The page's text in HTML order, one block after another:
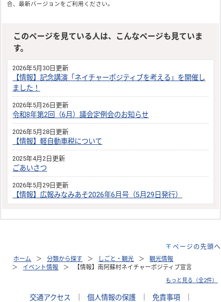
合、最新バージョンをご利用ください。
このページを見ている人は、こんなページも見ていま
す。
2026年5月30日更新
【情報】記念講演「ネイチャーポジティブを考える」を開催し
ました！
2026年5月26日更新
令和8年第2回（6月）議会定例会のお知らせ
2026年5月28日更新
【情報】軽自動車税について
2025年4月2日更新
ごあいさつ
2026年5月29日更新
【情報】広報みなみあそ2026年6月号（5月29日発行）
ページの先頭へ
ホーム 分類から探す しごと・観光
観光情報
イベント情報
【情報】南阿蘇村ネイチャーポジティブ宣言
もっと見る（全2件）
交通アクセス 個人情報の保護 免責事項